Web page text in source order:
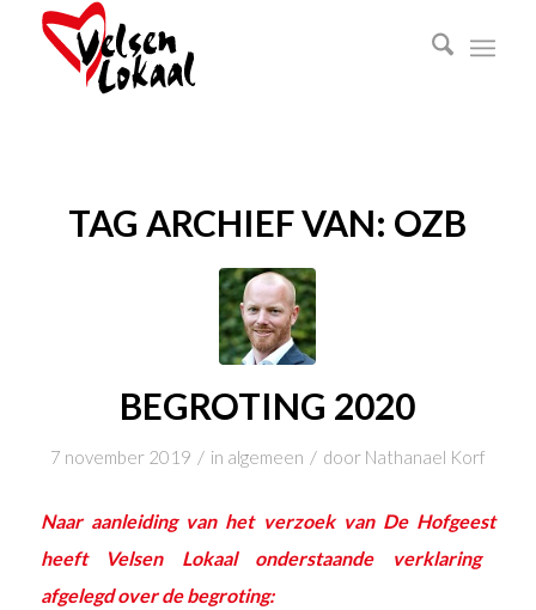
TAG ARCHIEF VAN: OZB
BEGROTING 2020
7 november 2019 / in algemeen / door Nathanael Korf
Naar aanleiding van het verzoek van De Hofgeest
heeft Velsen Lokaal onderstaande verklaring
afgelegd over de begroting: